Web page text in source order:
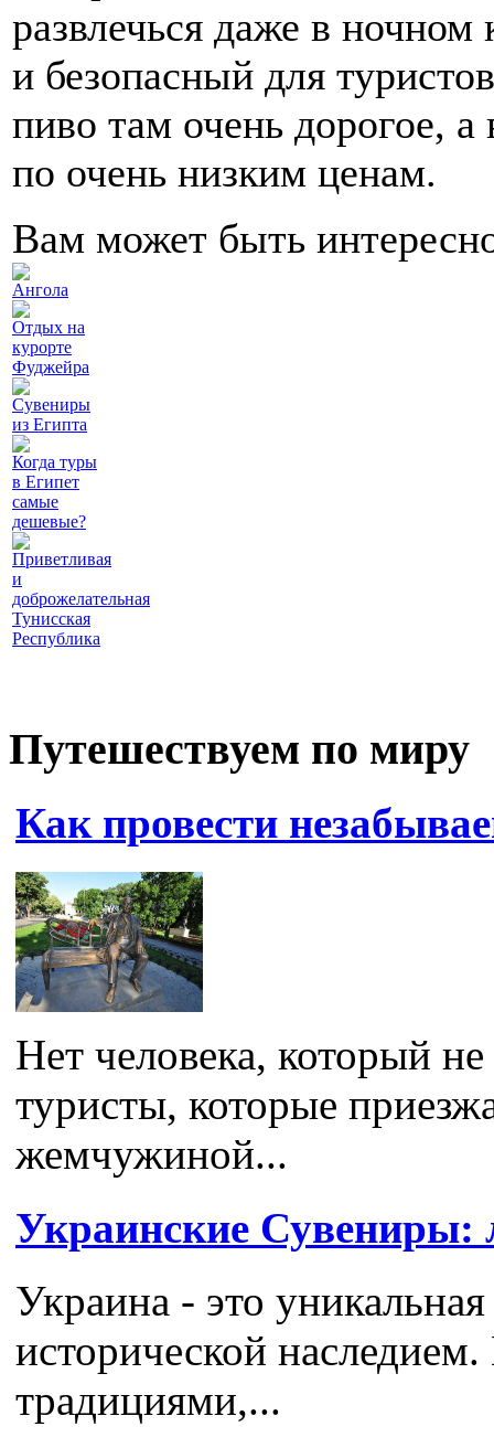
развлечься даже в
и безопасный для
пиво там очень дорогое,
по очень низким ценам.
Вам может быть
Ангола
Отдых на
курорте
Фуджейра
Сувениры
из Египта
Когда туры
в Египет
самые
дешевые?
Приветливая
и
доброжелательная
Тунисская
Республика
Путешествуем по миру
Как провести
Нет человека, который
туристы, которые
жемчужиной...
Украинские
Украина - это
исторической
традициями,...